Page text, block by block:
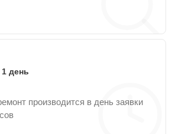
день
производится в день заявки